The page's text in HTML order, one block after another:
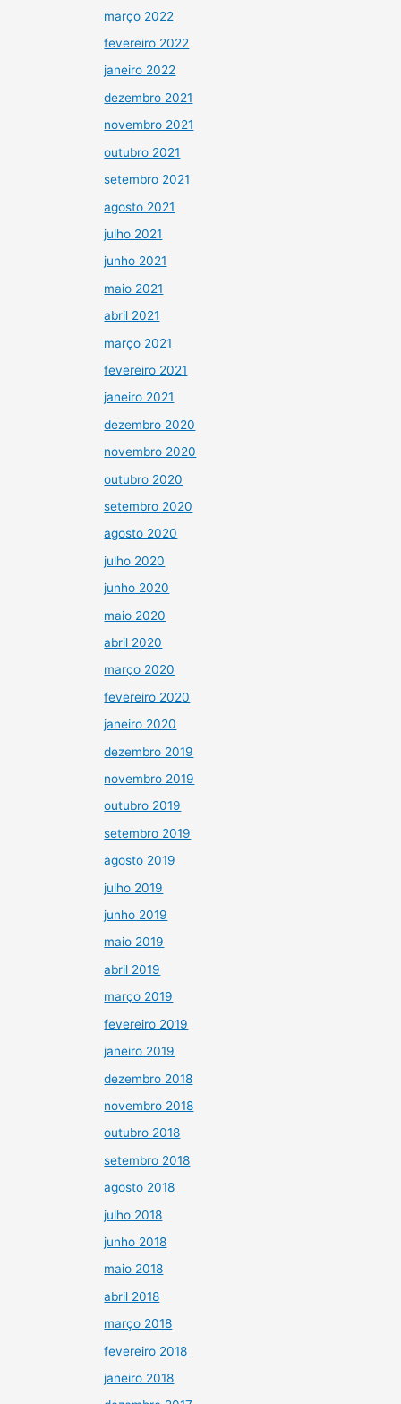
março 2022
fevereiro 2022
janeiro 2022
dezembro 2021
novembro 2021
outubro 2021
setembro 2021
agosto 2021
julho 2021
junho 2021
maio 2021
abril 2021
março 2021
fevereiro 2021
janeiro 2021
dezembro 2020
novembro 2020
outubro 2020
setembro 2020
agosto 2020
julho 2020
junho 2020
maio 2020
abril 2020
março 2020
fevereiro 2020
janeiro 2020
dezembro 2019
novembro 2019
outubro 2019
setembro 2019
agosto 2019
julho 2019
junho 2019
maio 2019
abril 2019
março 2019
fevereiro 2019
janeiro 2019
dezembro 2018
novembro 2018
outubro 2018
setembro 2018
agosto 2018
julho 2018
junho 2018
maio 2018
abril 2018
março 2018
fevereiro 2018
janeiro 2018